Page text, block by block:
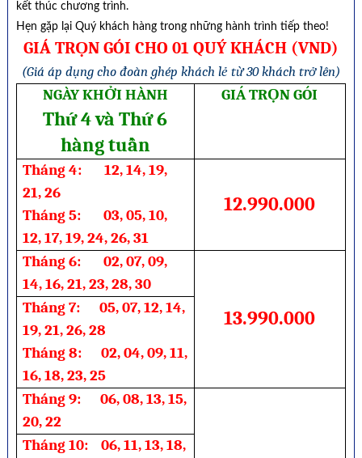
kết thúc chương trình.
Hẹn gặp lại Quý khách hàng trong những hành trình tiếp theo!
GIÁ TRỌN GÓI CHO 01 QUÝ KHÁCH (VND)
(Giá áp dụng cho đoàn ghép khách lẻ từ 30 khách trở lên)
NGÀYKHỞI HÀNH
Thứ 4 và Thứ 6
hàng tuần
GIÁ TRỌN GÓI
Tháng 4: 12, 14, 19,
21, 26
Tháng 5: 03, 05, 10,
12, 17, 19, 24, 26, 31
12.990.000
Tháng 6: 02, 07, 09,
14, 16, 21, 23, 28, 30
13.990.000
Tháng 7: 05, 07, 12, 14,
19, 21, 26, 28
Tháng 8: 02, 04, 09, 11,
16, 18, 23, 25
Tháng 9: 06, 08, 13, 15,
20, 22
Tháng 10: 06, 11, 13, 18,